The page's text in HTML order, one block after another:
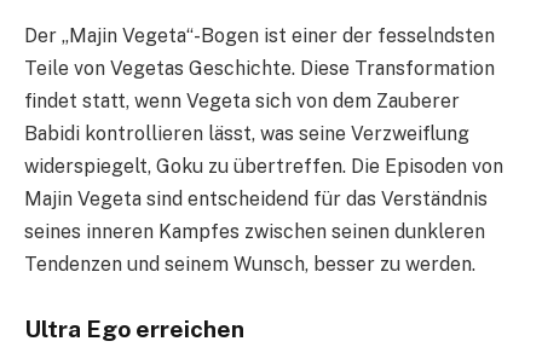
Der „Majin Vegeta“-Bogen ist einer der fesselndsten
Teile von Vegetas Geschichte. Diese Transformation
findet statt, wenn Vegeta sich von dem Zauberer
Babidi kontrollieren lässt, was seine Verzweiflung
widerspiegelt, Goku zu übertreffen. Die Episoden von
Majin Vegeta sind entscheidend für das Verständnis
seines inneren Kampfes zwischen seinen dunkleren
Tendenzen und seinem Wunsch, besser zu werden.
Ultra Ego erreichen